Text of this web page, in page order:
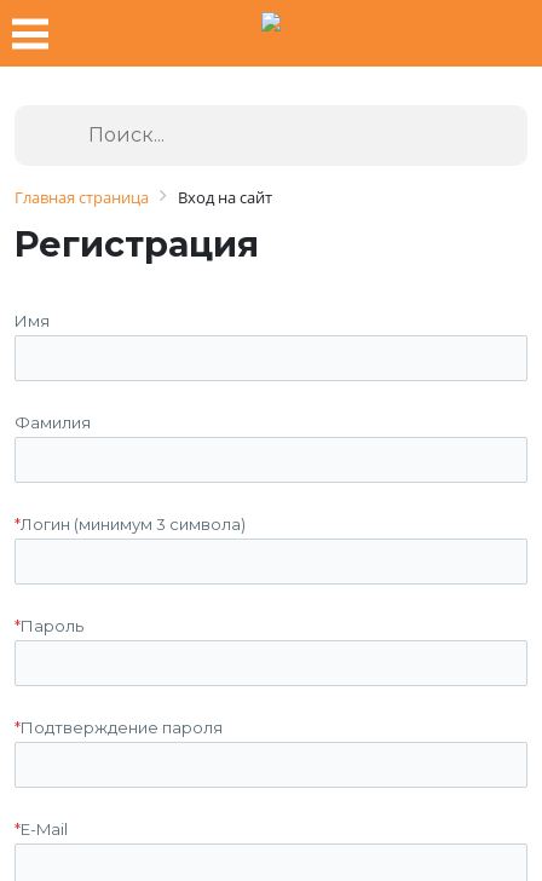
Главная страница Вход на сайт
Регистрация
Имя
Фамилия
*Логин (минимум 3 символа)
*Пароль
*Подтверждение пароля
*E-Mail